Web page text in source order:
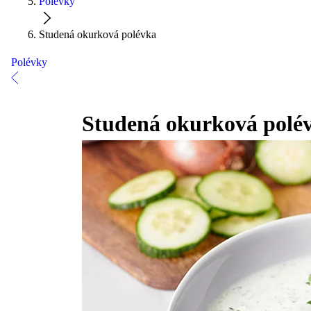
Studená okurková polévka
Polévky
Studená okurková